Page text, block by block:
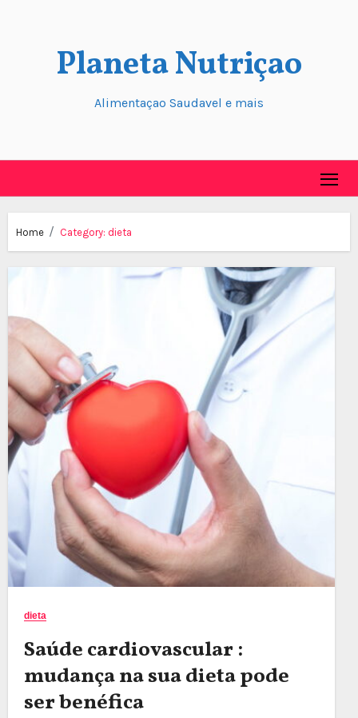
Planeta Nutriçao
Alimentaçao Saudavel e mais
Home Category: dieta
dieta
Saúde cardiovascular :
mudança na sua dieta pode
ser benéfica